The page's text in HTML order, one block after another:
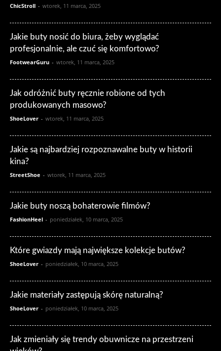
ChicStroll - wtorek, 11 marca, 2025
Jakie buty nosić do biura, żeby wyglądać
profesjonalnie, ale czuć się komfortowo?
FootwearGuru - wtorek, 11 marca, 2025
Jak odróżnić buty ręcznie robione od tych
produkowanych masowo?
ShoeLover - wtorek, 11 marca, 2025
Jakie są najbardziej rozpoznawalne buty w historii
kina?
StreetShoe - wtorek, 11 marca, 2025
Jakie buty noszą bohaterowie filmów?
FashionHeel - poniedziałek, 10 marca, 2025
Które gwiazdy mają największe kolekcje butów?
ShoeLover - poniedziałek, 10 marca, 2025
Jakie materiały zastępują skórę naturalną?
ShoeLover - poniedziałek, 10 marca, 2025
Jak zmieniały się trendy obuwnicze na przestrzeni